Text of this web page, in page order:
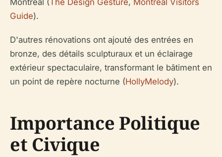
Montréal (The Design Gesture, Montreal Visitors
Guide).
D'autres rénovations ont ajouté des entrées en
bronze, des détails sculpturaux et un éclairage
extérieur spectaculaire, transformant le bâtiment en
un point de repère nocturne (HollyMelody).
Importance Politique
et Civique